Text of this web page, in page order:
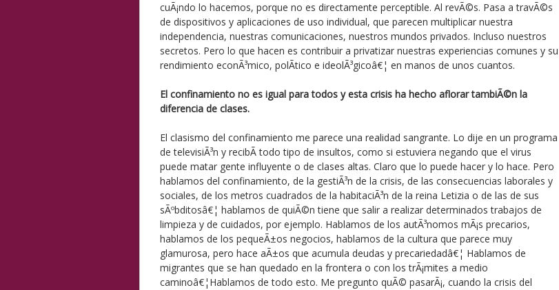
cuÃ¡ndo lo hacemos, porque no es directamente perceptible. Al revÃ©s. Pasa a travÃ©s
de dispositivos y aplicaciones de uso individual, que parecen multiplicar nuestra
independencia, nuestras comunicaciones, nuestros mundos privados. Incluso nuestros
secretos. Pero lo que hacen es contribuir a privatizar nuestras experiencias comunes y su
rendimiento econÃ³mico, polÃ­tico e ideolÃ³gicoâ€¦ en manos de unos cuantos.
El confinamiento no es igual para todos y esta crisis ha hecho aflorar tambiÃ©n la
diferencia de clases.
El clasismo del confinamiento me parece una realidad sangrante. Lo dije en un programa
de televisiÃ³n y recibÃ­ todo tipo de insultos, como si estuviera negando que el virus
puede matar gente influyente o de clases altas. Claro que lo puede hacer y lo hace. Pero
hablamos del confinamiento, de la gestiÃ³n de la crisis, de las consecuencias laborales y
sociales, de los metros cuadrados de la habitaciÃ³n de la reina Letizia o de las de sus
sÃºbditosâ€¦ hablamos de quiÃ©n tiene que salir a realizar determinados trabajos de
limpieza y de cuidados, por ejemplo. Hablamos de los autÃ³nomos mÃ¡s precarios,
hablamos de los pequeÃ±os negocios, hablamos de la cultura que parece muy
glamurosa, pero hace aÃ±os que acumula deudas y precariedadâ€¦ Hablamos de
migrantes que se han quedado en la frontera o con los trÃ¡mites a medio
caminoâ€¦Hablamos de todo esto. Me pregunto quÃ© pasarÃ¡, cuando la crisis del